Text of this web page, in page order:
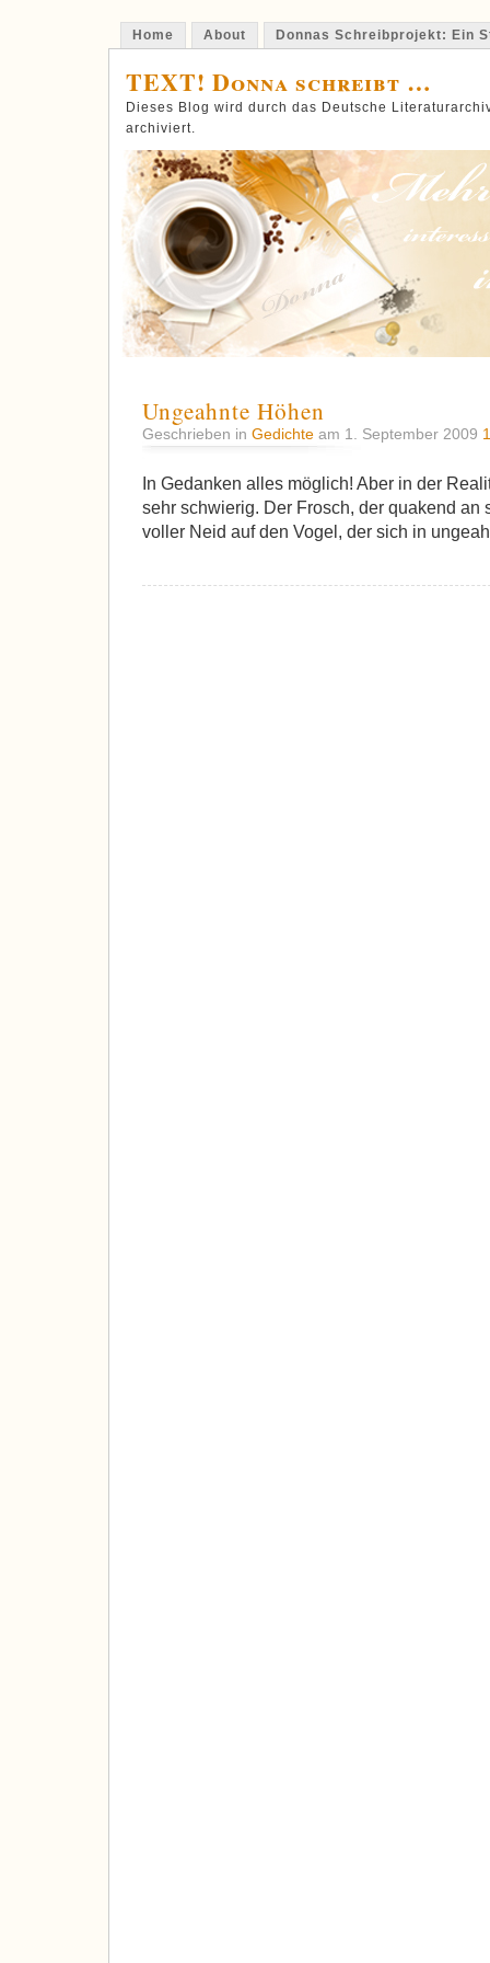
Home About Donnas Schreibprojekt: Ein
TEXT! Donna schreibt …
Dieses Blog wird durch das Deutsche
archiviert.
Ungeahnte Höhen
Geschrieben in Gedichte am 1. September 2009
In Gedanken alles möglich! Aber in der
sehr schwierig. Der Frosch, der quakend an
voller Neid auf den Vogel, der sich in